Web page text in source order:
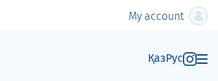
My account
ҚазРус